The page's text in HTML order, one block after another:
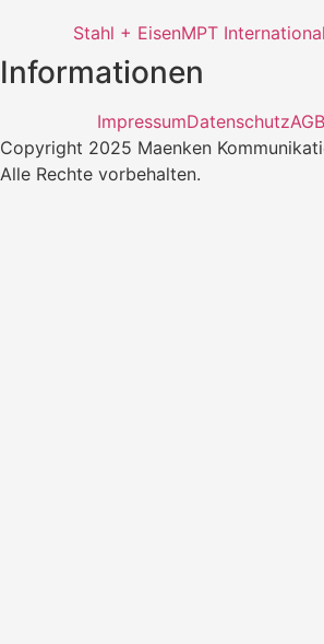
Stahl + EisenMPT International
Informationen
ImpressumDatenschutzAGB
Copyright 2025 Maenken
Alle Rechte vorbehalten.